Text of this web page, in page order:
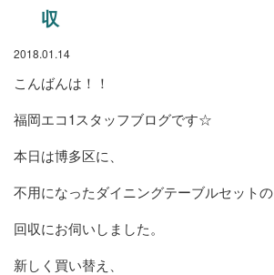
収
2018.01.14
こんばんは！！
福岡エコ1スタッフブログです☆
本日は博多区に、
不用になったダイニングテーブルセットの
回収にお伺いしました。
新しく買い替え、